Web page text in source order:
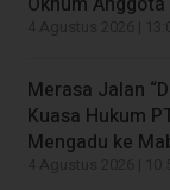
Merasa Jalan
Kuasa Hukum
Mengadu ke